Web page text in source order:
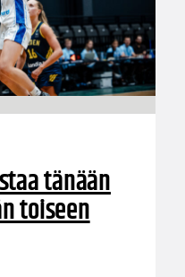
tänään
toiseen